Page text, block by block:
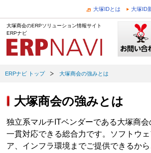
大塚IDとは 大塚ID
大塚商会のERPソリューション情報サイト
ERPナビ
ERPナビ トップ 大塚商会の強みとは
大塚商会の強みとは
独立系マルチITベンダーである大塚商
一貫対応できる総合力です。ソフトウ
ア、インフラ環境までご提供できるか